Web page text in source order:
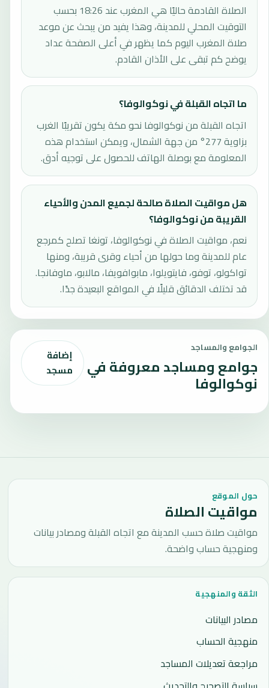
الصلاة القادمة حاليًا هي المغرب عند 18:26 بحسب
التوقيت المحلي للمدينة، وهذا يفيد من يبحث عن موعد
صلاة المغرب اليوم كما يظهر في أعلى الصفحة عداد
يوضح كم تبقى على الأذان القادم.
ما اتجاه القبلة في نوكوالوفا؟
اتجاه القبلة من نوكوالوفا نحو مكة يكون تقريبًا الغرب
بزاوية 277° من جهة الشمال، ويمكن استخدام هذه
المعلومة مع بوصلة الهاتف للحصول على توجيه أدق.
هل مواقيت الصلاة صالحة لجميع المدن والأحياء
القريبة من نوكوالوفا؟
نعم، مواقيت الصلاة في نوكوالوفا، تونغا تصلح كمرجع
عام للمدينة وما حولها من أحياء وقرى قريبة، ومنها
تواكولو، توفو، فايتويلوا، مابوافويفا، مالابو، ماوفانجا.
قد تختلف الدقائق قليلًا في المواقع البعيدة جدًا.
الجوامع والمساجد
جوامع ومساجد معروفة في
نوكوالوفا
إضافة
مسجد
حول الموقع
مواقيت الصلاة
مواقيت صلاة حسب المدينة مع اتجاه القبلة ومصادر بيانات
ومنهجية حساب واضحة.
الثقة والمنهجية
مصادر البيانات
منهجية الحساب
مراجعة تعديلات المساجد